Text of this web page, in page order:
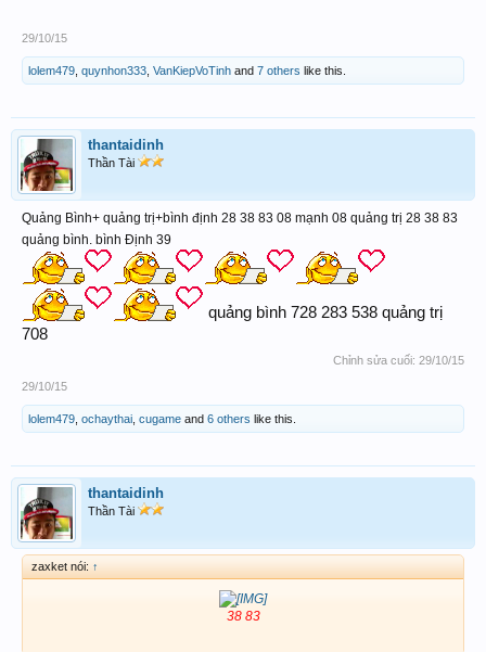
29/10/15
lolem479 quynhon333 VanKiepVoTinh and 7 others like this.
thantaidinh
Thần Tài
Quảng Bình+ quảng trị+bình định 28 38 83 08 mạnh 08 quảng trị 28 38 83
quảng bình. bình Định 39
quảng bình 728 283 538 quảng trị
708
Chỉnh sửa cuối: 29/10/15
29/10/15
lolem479 ochaythai cugame and 6 others like this.
thantaidinh
Thần Tài
zaxket nói: ↑
38 83​